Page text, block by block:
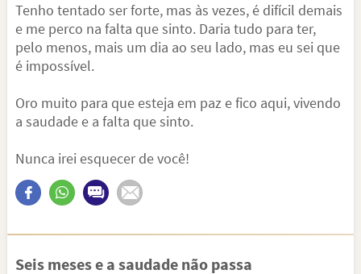
Tenho tentado ser forte, mas às vezes, é difícil demais
e me perco na falta que sinto. Daria tudo para ter,
pelo menos, mais um dia ao seu lado, mas eu sei que
é impossível.
Oro muito para que esteja em paz e fico aqui, vivendo
a saudade e a falta que sinto.
Nunca irei esquecer de você!
Seis meses e a saudade não passa